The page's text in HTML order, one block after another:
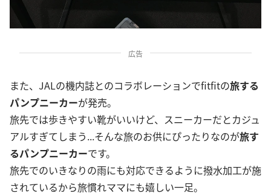
広告
また、JALの機内誌とのコラボレーションでfitfitの旅する
パンプニーカーが発売。
旅先では歩きやすい靴がいいけど、スニーカーだとカジュ
アルすぎてしまう...そんな旅のお供にぴったりなのが旅す
るパンプニーカーです。
旅先でのいきなりの雨にも対応できるように撥水加工が施
されているから旅慣れママにも嬉しい一足。